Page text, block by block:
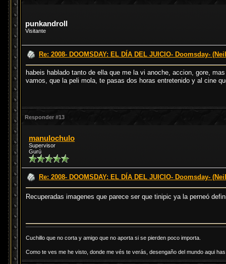
punkandroll
Visitante
Re: 2008- DOOMSDAY: EL DÍA DEL JUICIO- Doomsday-
habeis hablado tanto de ella que me la vi anoche, accion, gore,
vamos, que la peli mola, te pasas dos horas entretenido y al cine
Responder #13
manulochulo
Supervisor
Gurú
Re: 2008- DOOMSDAY: EL DÍA DEL JUICIO- Doomsday-
Recuperadas imagenes que parece ser que tinipic ya la perneó
Cuchillo que no corta y amigo que no aporta si se pierden poco importa.
Como te ves me he visto, donde me vés te verás, desengaño del mundo aqui